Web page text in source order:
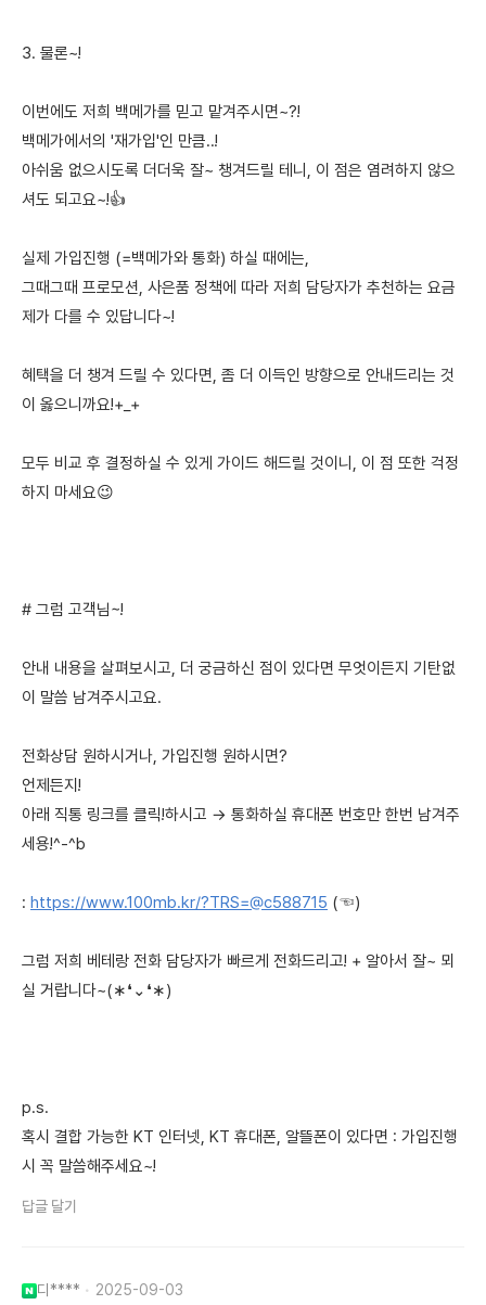
3. 물론~!
이번에도 저희 백메가를 믿고 맡겨주시면~?!
백메가에서의 '재가입'인 만큼..!
아쉬움 없으시도록 더더욱 잘~ 챙겨드릴 테니, 이 점은 염려하지 않으
셔도 되고요~!👍
실제 가입진행 (=백메가와 통화) 하실 때에는,
그때그때 프로모션, 사은품 정책에 따라 저희 담당자가 추천하는 요금
제가 다를 수 있답니다~!
혜택을 더 챙겨 드릴 수 있다면, 좀 더 이득인 방향으로 안내드리는 것
이 옳으니까요!+_+
모두 비교 후 결정하실 수 있게 가이드 해드릴 것이니, 이 점 또한 걱정
하지 마세요😉
# 그럼 고객님~!
안내 내용을 살펴보시고, 더 궁금하신 점이 있다면 무엇이든지 기탄없
이 말씀 남겨주시고요.
전화상담 원하시거나, 가입진행 원하시면?
언제든지!
아래 직통 링크를 클릭!하시고 → 통화하실 휴대폰 번호만 한번 남겨주
세용!^-^b
: https://www.100mb.kr/?TRS=@c588715 (☜)
그럼 저희 베테랑 전화 담당자가 빠르게 전화드리고! + 알아서 잘~ 뫼
실 거랍니다~(∗❛⌄❛∗)
p.s.
혹시 결합 가능한 KT 인터넷, KT 휴대폰, 알뜰폰이 있다면 : 가입진행
시 꼭 말씀해주세요~!
답글 달기
디**** 2025-09-03